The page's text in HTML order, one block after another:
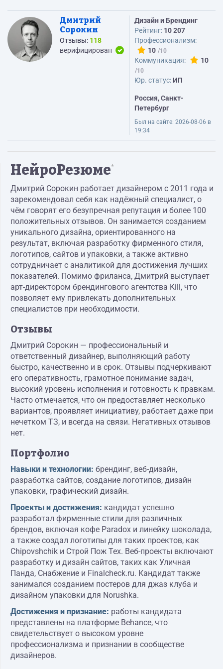
Дмитрий
Сорокин
Отзывы: 118
верифицирован
Дизайн и Брендинг
Рейтинг: 10 207
Профессионализм:
10
Коммуникация:
10
Юр. статус:ИП
Россия, Санкт-
Петербург
Был на сайте: 2026-08-06 в
19:34
НейроРезюме*
Дмитрий Сорокин работает дизайнером с 2011 года и
зарекомендовал себя как надёжный специалист, о
чём говорят его безупречная репутация и более 100
положительных отзывов. Он занимается созданием
уникального дизайна, ориентированного на
результат, включая разработку фирменного стиля,
логотипов, сайтов и упаковки, а также активно
сотрудничает с аналитикой для достижения лучших
показателей. Помимо фриланса, Дмитрий выступает
арт-директором брендингового агентства Kill, что
позволяет ему привлекать дополнительных
специалистов при необходимости.
Отзывы
Дмитрий Сорокин — профессиональный и
ответственный дизайнер, выполняющий работу
быстро, качественно и в срок. Отзывы подчеркивают
его оперативность, грамотное понимание задач,
высокий уровень исполнения и готовность к правкам.
Часто отмечается, что он предоставляет несколько
вариантов, проявляет инициативу, работает даже при
нечетком ТЗ, и всегда на связи. Негативных отзывов
нет.
Портфолио
Навыки и технологии: брендинг, веб-дизайн,
разработка сайтов, создание логотипов, дизайн
упаковки, графический дизайн.
Проекты и достижения: кандидат успешно
разработал фирменные стили для различных
брендов, включая кофе Paradox и линейку шоколада,
а также создал логотипы для таких проектов, как
Chipovshchik и Строй Пож Тех. Веб-проекты включают
разработку и дизайн сайтов, таких как Уличная
Панда, Снабжение и Finalcheck.ru. Кандидат также
занимался созданием постеров для джаз клуба и
дизайном упаковки для Norushka.
Достижения и признание: работы кандидата
представлены на платформе Behance, что
свидетельствует о высоком уровне
профессионализма и признании в сообществе
дизайнеров.